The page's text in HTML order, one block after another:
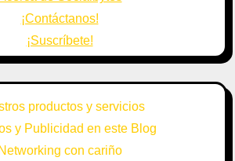
¡Contáctanos!
¡Suscríbete!
productos y servicios
y Publicidad en este Blog
Networking con cariño